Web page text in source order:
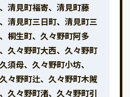
清見町福寄、清見町藤
清見町三日町、清見町三
桐生町、久々野町阿多
久々野町大西、久々野町
須母、久々野町小坊、
々野町辻、久々野町木賊
久々野町渚、久々野町引